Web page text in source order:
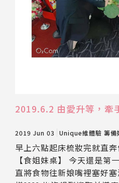
2019.6.2 由愛升等，牽
2019 Jun 03 Unique維體驗 籌備
早上六點起床梳妝完就直
【食姐妹桌】 今天還是第
直將食物往新娘嘴裡塞好